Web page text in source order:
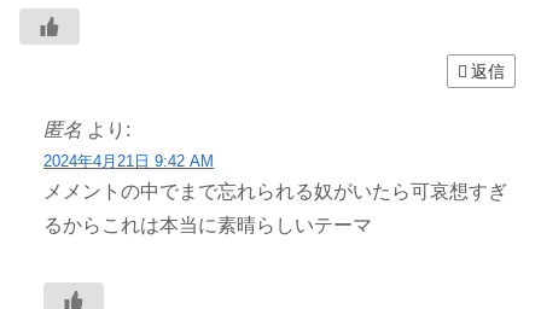
返信
匿名 より:
2024年4月21日 9:42 AM
メメントの中でまで忘れられる奴がいたら可哀想すぎ
るからこれは本当に素晴らしいテーマ